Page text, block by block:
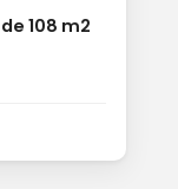
108 m2